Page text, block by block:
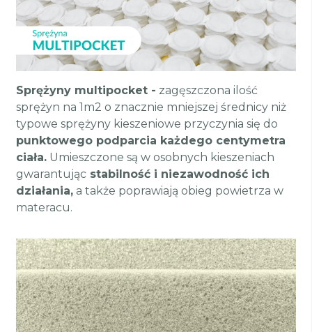
Sprężyny multipocket - zagęszczona ilość
sprężyn na 1m2 o znacznie mniejszej średnicy niż
typowe sprężyny kieszeniowe przyczynia się do
punktowego podparcia każdego centymetra
ciała. Umieszczone są w osobnych kieszeniach
gwarantując stabilność i niezawodność ich
działania, a także poprawiają obieg powietrza w
materacu.